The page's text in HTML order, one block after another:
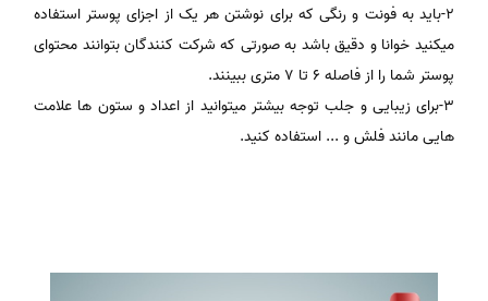
2-باید به فونت و رنگی که برای نوشتن هر یک از اجزای پوستر استفاده
میکنید خوانا و دقیق باشد به صورتی که شرکت کنندگان بتوانند محتوای
پوستر شما را از فاصله 6 تا 7 متری ببینند.
3-برای زیبایی و جلب توجه بیشتر میتوانید از اعداد و ستون ها علامت
هایی مانند فلش و ... استفاده کنید.